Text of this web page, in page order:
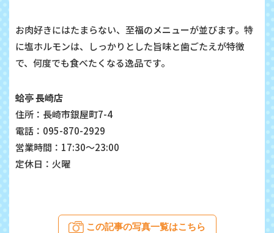
お肉好きにはたまらない、至福のメニューが並びます。特
に塩ホルモンは、しっかりとした旨味と歯ごたえが特徴
で、何度でも食べたくなる逸品です。
蛤亭 長崎店
住所：長崎市銀屋町7-4
電話：095-870-2929
営業時間：17:30～23:00
定休日：火曜
この記事の写真一覧はこちら